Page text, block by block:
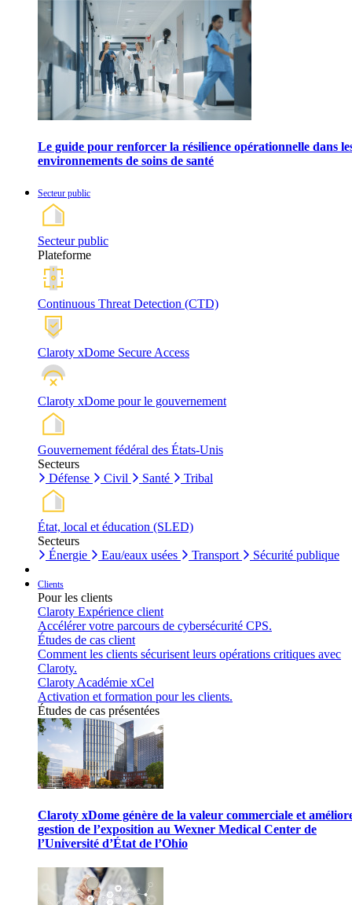
Le guide pour renforcer la résilience opérationnelle dans
environnements de soins de santé
Secteur public
Secteur public
Plateforme
Continuous Threat Detection (CTD)
Claroty xDome Secure Access
Claroty xDome pour le gouvernement
Gouvernement fédéral des États-Unis
Secteurs
Défense
Civil Santé Tribal
État, local et éducation (SLED)
Secteurs
Énergie
Eau/eaux usées Transport Sécurité publique
Clients
Pour les clients
Claroty Expérience client
Accélérer votre parcours de cybersécurité CPS.
Études de cas client
Comment les clients sécurisent leurs opérations critiques avec
Claroty.
Claroty Académie xCel
Activation et formation pour les clients.
Études de cas présentées
Claroty xDome génère de la valeur commerciale et
gestion de l’exposition au Wexner Medical Center de
l’Université d’État de l’Ohio